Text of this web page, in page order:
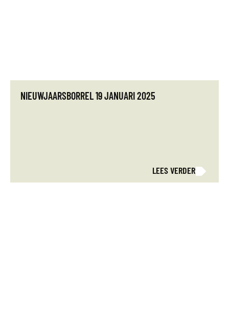
NIEUWJAARSBORREL 19 JANUARI 2025
LEES VERDER